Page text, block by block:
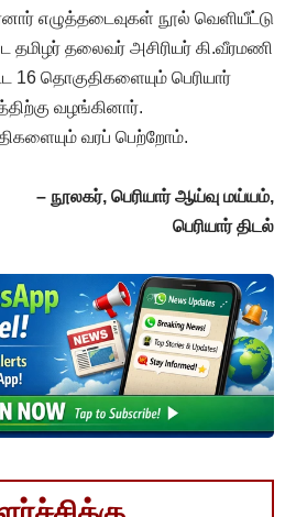
எழுத்தடைவுகள் நூல் வெளியீட்டு
தலைவர் அசிரியர் கி.வீரமணி
16 தொகுதிகளையும் பெரியார்
வழங்கினார்.
வரப் பெற்றோம்.
– நூலகர், பெரியார் ஆய்வு மய்யம்,
பெரியார் திடல்